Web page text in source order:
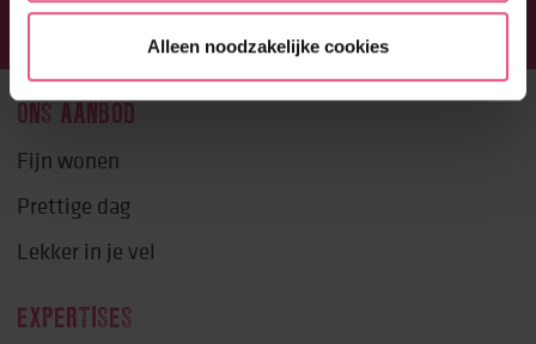
Alleen noodzakelijke cookies
ONS AANBOD
Fijn wonen
Prettige dag
Lekker in je vel
EXPERTISES